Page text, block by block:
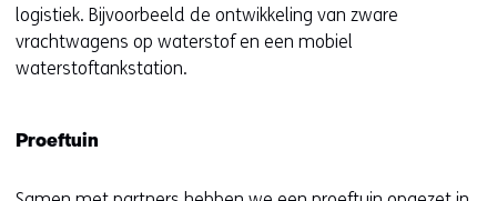
logistiek. Bijvoorbeeld de ontwikkeling van zware
vrachtwagens op waterstof en een mobiel
waterstoftankstation.
Proeftuin